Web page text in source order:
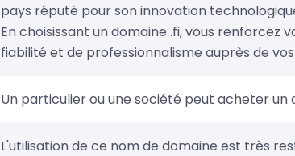
pays réputé pour son innovation
En choisissant un domaine .fi, vous renforcez
fiabilité et de professionnalisme auprès de
Un particulier ou une société peut acheter un
L'utilisation de ce nom de domaine est très